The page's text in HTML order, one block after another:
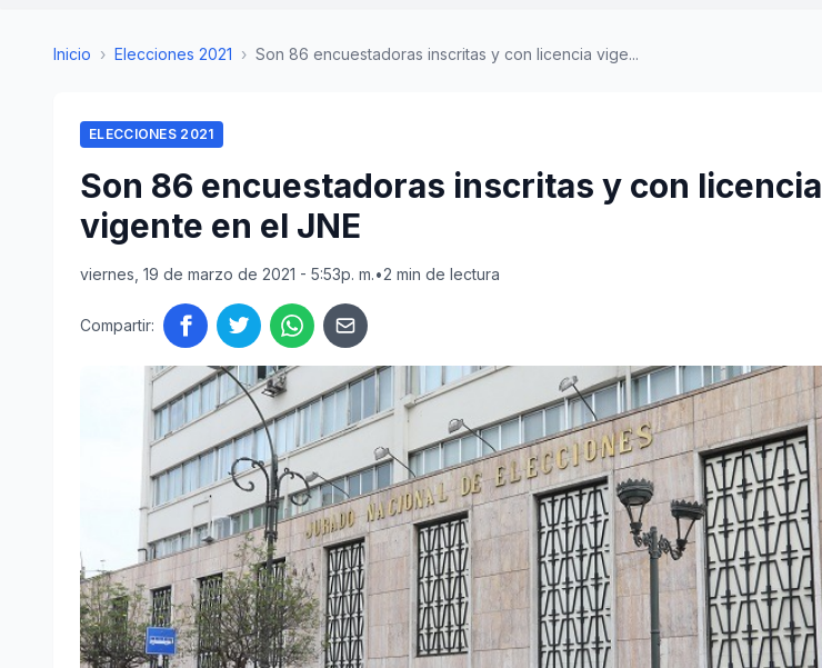
Inicio › Elecciones 2021 › Son 86 encuestadoras inscritas y con licencia vige...
ELECCIONES 2021
Son 86 encuestadoras inscritas y con licencia
vigente en el JNE
viernes, 19 de marzo de 2021 - 5:53p. m.•2 min de lectura
Compartir: